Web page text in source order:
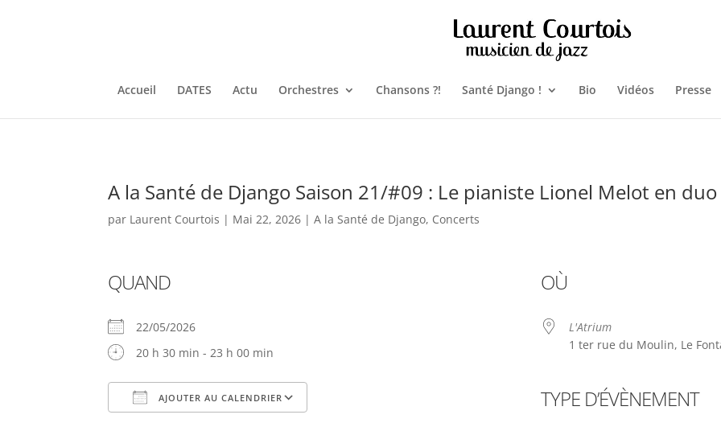
Accueil DATES Actu Orchestres Chansons ?! Santé Django ! Bio Vidéos Presse
A la Santé de Django Saison 21/#09 : Le pianiste Lionel Melot en
par Laurent Courtois | Mai 22, 2026 |A la Santé de Django, Concerts
QUAND
22/05/2026
20 h 30 min - 23 h 00 min
AJOUTER AU CALENDRIER
OÙ
L'Atrium
1 ter rue du Moulin, Le
TYPE D’ÉVÈNEMENT